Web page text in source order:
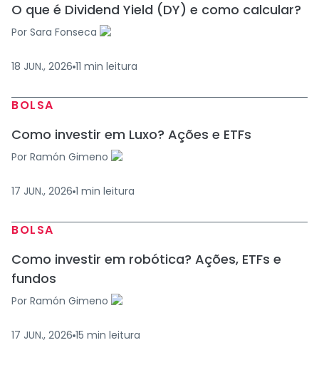
O que é Dividend Yield (DY) e como calcular?
Por Sara Fonseca
18 JUN., 2026 11 min leitura
BOLSA
Como investir em Luxo? Ações e ETFs
Por Ramón Gimeno
17 JUN., 2026 1 min leitura
BOLSA
Como investir em robótica? Ações, ETFs e
fundos
Por Ramón Gimeno
17 JUN., 2026 15 min leitura